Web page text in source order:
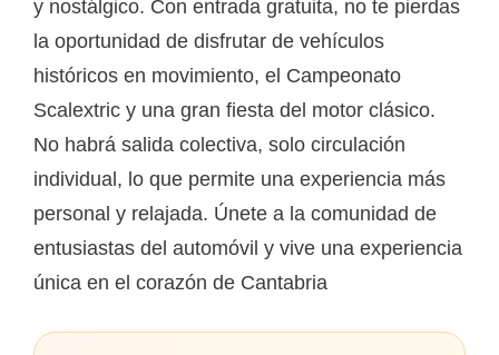
y nostálgico. Con entrada gratuita, no te pierdas
la oportunidad de disfrutar de vehículos
históricos en movimiento, el Campeonato
Scalextric y una gran fiesta del motor clásico.
No habrá salida colectiva, solo circulación
individual, lo que permite una experiencia más
personal y relajada. Únete a la comunidad de
entusiastas del automóvil y vive una experiencia
única en el corazón de Cantabria